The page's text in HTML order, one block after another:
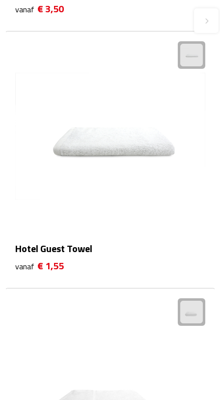
Drinkflessen met karabijnhaak
Drinkglazen
Glazen & karaffen
vanaf € 3,50
Hotel Guest Towel
vanaf € 1,55